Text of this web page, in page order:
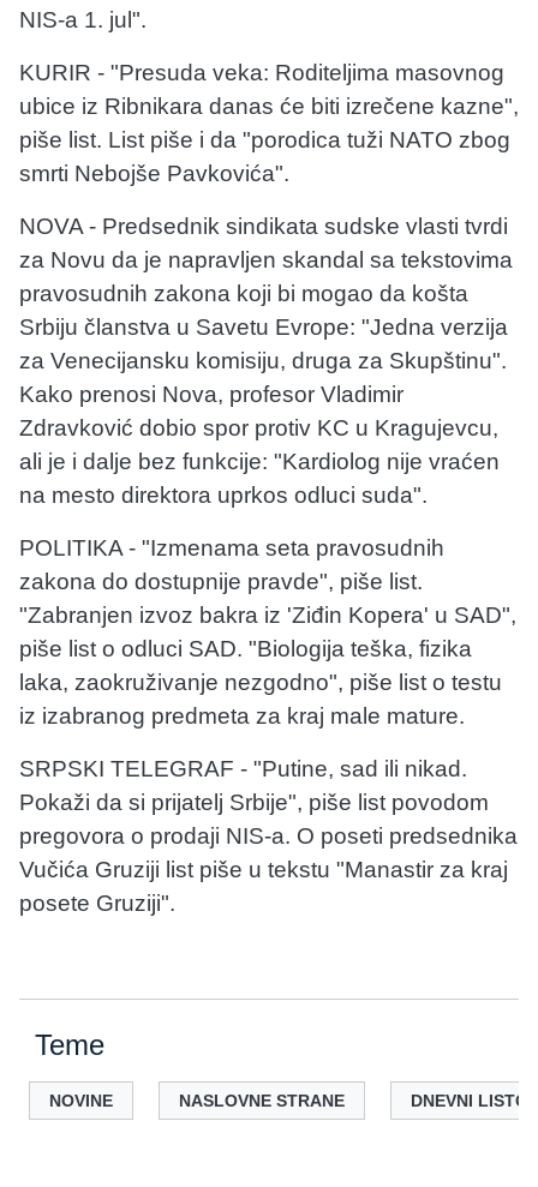
NIS-a 1. jul".
KURIR - "Presuda veka: Roditeljima masovnog
ubice iz Ribnikara danas će biti izrečene kazne",
piše list. List piše i da "porodica tuži NATO zbog
smrti Nebojše Pavkovića".
NOVA - Predsednik sindikata sudske vlasti tvrdi
za Novu da je napravljen skandal sa tekstovima
pravosudnih zakona koji bi mogao da košta
Srbiju članstva u Savetu Evrope: "Jedna verzija
za Venecijansku komisiju, druga za Skupštinu".
Kako prenosi Nova, profesor Vladimir
Zdravković dobio spor protiv KC u Kragujevcu,
ali je i dalje bez funkcije: "Kardiolog nije vraćen
na mesto direktora uprkos odluci suda".
POLITIKA - "Izmenama seta pravosudnih
zakona do dostupnije pravde", piše list.
"Zabranjen izvoz bakra iz 'Ziđin Kopera' u SAD",
piše list o odluci SAD. "Biologija teška, fizika
laka, zaokruživanje nezgodno", piše list o testu
iz izabranog predmeta za kraj male mature.
SRPSKI TELEGRAF - "Putine, sad ili nikad.
Pokaži da si prijatelj Srbije", piše list povodom
pregovora o prodaji NIS-a. O poseti predsednika
Vučića Gruziji list piše u tekstu "Manastir za kraj
posete Gruziji".
Teme
NOVINE NASLOVNE STRANE DNEVNI